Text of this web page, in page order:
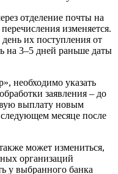
отделение почты на
изменяется.
их поступления от
на 3–5 дней раньше даты
необходимо указать
заявления – до
выплату новым
месяце после
может измениться,
организаций
у выбранного банка